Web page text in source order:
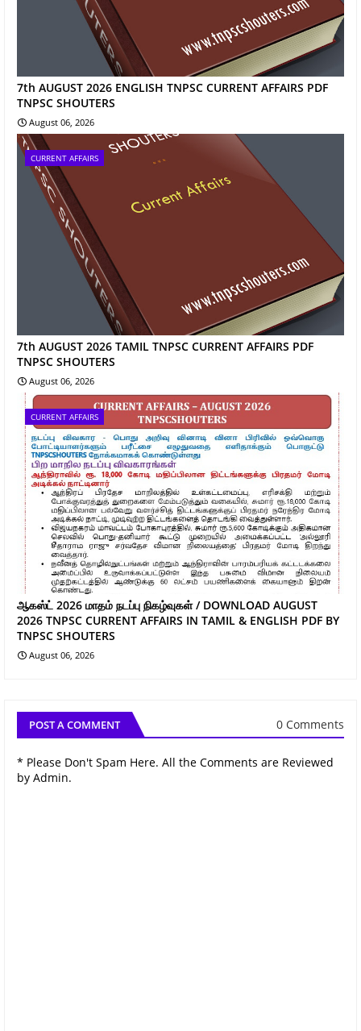
7th AUGUST 2026 ENGLISH TNPSC CURRENT AFFAIRS PDF
TNPSC SHOUTERS
August 06, 2026
CURRENT AFFAIRS
7th AUGUST 2026 TAMIL TNPSC CURRENT AFFAIRS PDF
TNPSC SHOUTERS
August 06, 2026
CURRENT AFFAIRS
ஆகஸ்ட் 2026 மாதம் நடப்பு நிகழ்வுகள் / DOWNLOAD AUGUST
2026 TNPSC CURRENT AFFAIRS IN TAMIL & ENGLISH PDF BY
TNPSC SHOUTERS
August 06, 2026
POST A COMMENT 0 Comments
* Please Don't Spam Here. All the Comments are Reviewed
by Admin.